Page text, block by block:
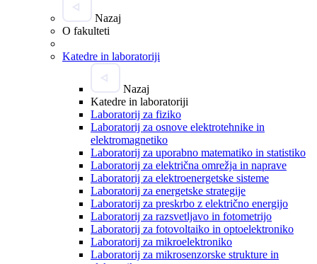
Nazaj
O fakulteti
Katedre in laboratoriji
Nazaj
Katedre in laboratoriji
Laboratorij za fiziko
Laboratorij za osnove elektrotehnike in
elektromagnetiko
Laboratorij za uporabno matematiko in statistiko
Laboratorij za električna omrežja in naprave
Laboratorij za elektroenergetske sisteme
Laboratorij za energetske strategije
Laboratorij za preskrbo z električno energijo
Laboratorij za razsvetljavo in fotometrijo
Laboratorij za fotovoltaiko in optoelektroniko
Laboratorij za mikroelektroniko
Laboratorij za mikrosenzorske strukture in